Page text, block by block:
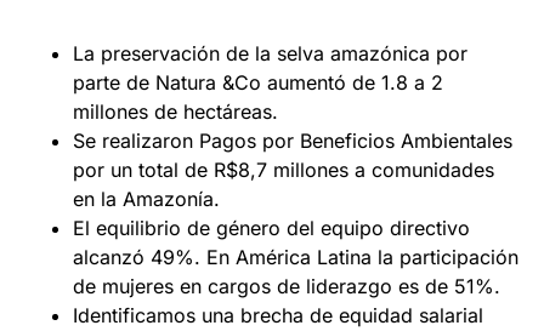
La preservación de la selva amazónica por
parte de Natura &Co aumentó de 1.8 a 2
millones de hectáreas.
Se realizaron Pagos por Beneficios Ambientales
por un total de R$8,7 millones a comunidades
en la Amazonía.
El equilibrio de género del equipo directivo
alcanzó 49%. En América Latina la participación
de mujeres en cargos de liderazgo es de 51%.
Identificamos una brecha de equidad salarial